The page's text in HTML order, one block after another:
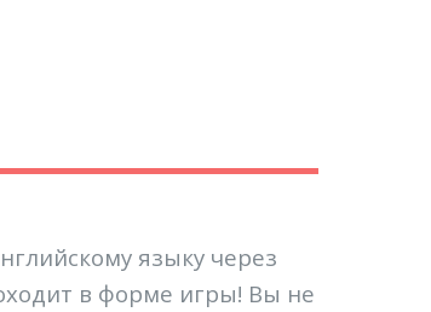
языку через
в форме игры! Вы не